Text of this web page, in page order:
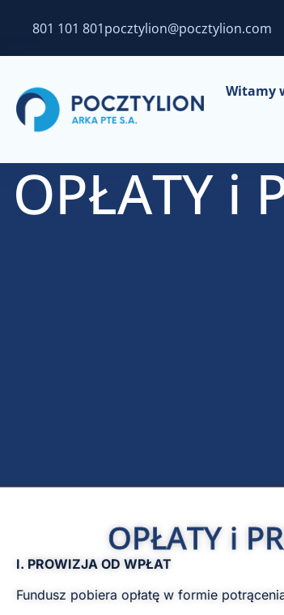
801 101 801pocztylion@pocztylion.com
Witamy
OPŁATY i
OPŁATY i
I. PROWIZJA OD WPŁAT
Fundusz pobiera opłatę w formie